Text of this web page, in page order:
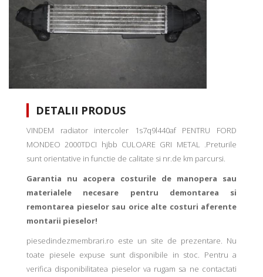
DETALII PRODUS
VINDEM radiator intercoler 1s7q9l440af PENTRU FORD
MONDEO 2000TDCI hjbb CULOARE GRI METAL .Preturile
sunt orientative in functie de calitate si nr.de km parcursi.
Garantia nu acopera costurile de manopera sau
materialele necesare pentru demontarea si
remontarea pieselor sau orice alte costuri aferente
montarii pieselor!
piesedindezmembrari.ro este un site de prezentare. Nu
toate piesele expuse sunt disponibile in stoc. Pentru a
verifica disponibilitatea pieselor va rugam sa ne contactati